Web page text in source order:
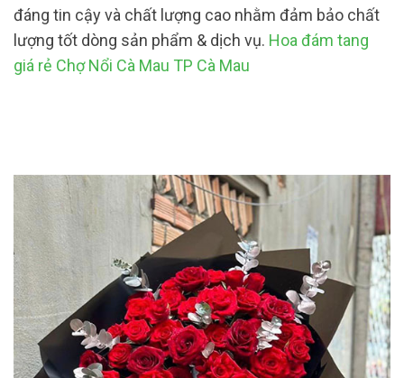
đáng tin cậy và chất lượng cao nhằm đảm bảo chất
lượng tốt dòng sản phẩm & dịch vụ. Hoa đám tang
giá rẻ Chợ Nổi Cà Mau TP Cà Mau